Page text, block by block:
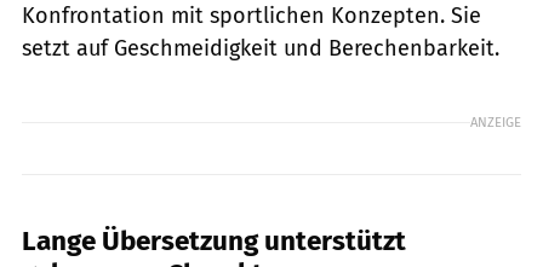
Konfrontation mit sportlichen Konzepten. Sie
setzt auf Geschmeidigkeit und Berechenbarkeit.
ANZEIGE
Lange Übersetzung unterstützt